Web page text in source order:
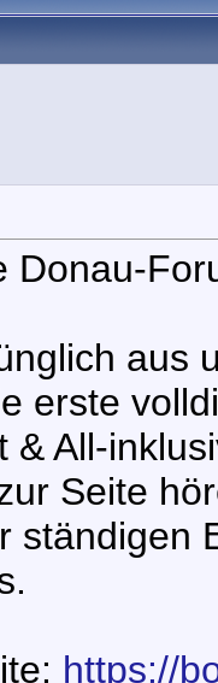
Donau-
aus
erste
& All-
Seite
ständigen
https://